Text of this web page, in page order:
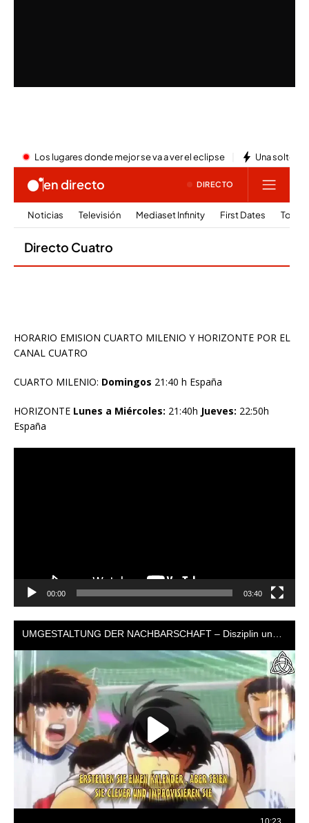
HORARIO EMISION CUARTO MILENIO Y HORIZONTE POR EL
CANAL CUATRO
CUARTO MILENIO: Domingos 21:40 h España
HORIZONTE Lunes a Miércoles: 21:40h Jueves: 22:50h
España
00:00 03:40